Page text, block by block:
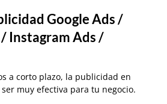
Google Ads /
Instagram Ads /
a corto plazo, la publicidad en
muy efectiva para tu negocio.